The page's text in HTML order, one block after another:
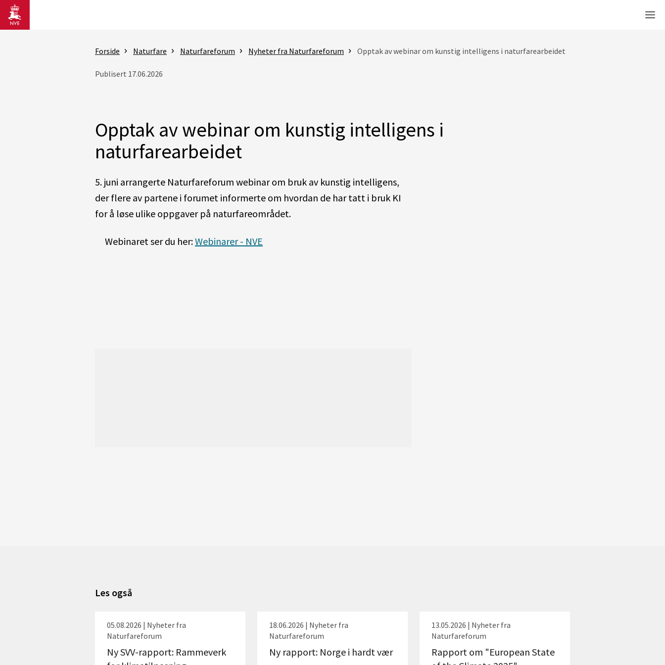
Gå til hovedinnhold
Forside Naturfare Naturfareforum Nyheter fra Naturfareforum Opptak av webinar om kunstig intelligens i naturfarearbeidet
Publisert 17.06.2026
Opptak av webinar om kunstig intelligens i
naturfarearbeidet
5. juni arrangerte Naturfareforum webinar om bruk av kunstig intelligens,
der flere av partene i forumet informerte om hvordan de har tatt i bruk KI
for å løse ulike oppgaver på naturfareområdet.
Webinaret ser du her:Webinarer - NVE
Les også
05.08.2026 | Nyheter fra
Naturfareforum
Ny SVV-rapport: Rammeverk
18.06.2026 | Nyheter fra
Naturfareforum
Ny rapport: Norge i hardt vær
13.05.2026 | Nyheter fra
Naturfareforum
Rapport om "European State